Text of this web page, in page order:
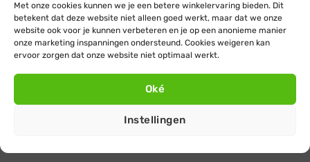
Met onze cookies kunnen we je een betere winkelervaring bieden. Dit
betekent dat deze website niet alleen goed werkt, maar dat we onze
website ook voor je kunnen verbeteren en je op een anonieme manier
onze marketing inspanningen ondersteund. Cookies weigeren kan
ervoor zorgen dat onze website niet optimaal werkt.
Oké
Instellingen
Wat maakt het twinkle-effect zo speciaal?
Het twinkle-effect combineert warm witte en
flikkerende koude witte LED-lampjes in één
en het sprankelende effect geven elk
verlichtingsproject een unieke, feestelijke uitstraling
die de aandacht trekt en een betoverende sfeer